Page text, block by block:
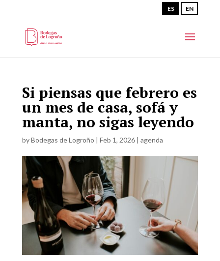
ES EN
Si piensas que febrero es
un mes de casa, sofá y
manta, no sigas leyendo
byBodegas de Logroño | Feb 1, 2026| agenda